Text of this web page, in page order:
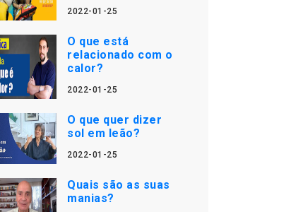
2022-01-25
O que está
relacionado com o
calor?
2022-01-25
O que quer dizer
sol em leão?
2022-01-25
Quais são as suas
manias?